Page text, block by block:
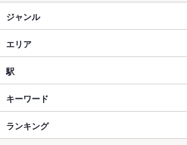
ジャンル
居酒屋
和風
創作
熊本市(上通り･下通り･新市街) × 居酒屋
エリア
新市街・シャワー通り
新市街・シャワー通り × 居酒屋
新市街・シャワー通り × 和風
駅
辛島町駅
花畑町駅
キーワード
卵焼き からあげ
ランキング